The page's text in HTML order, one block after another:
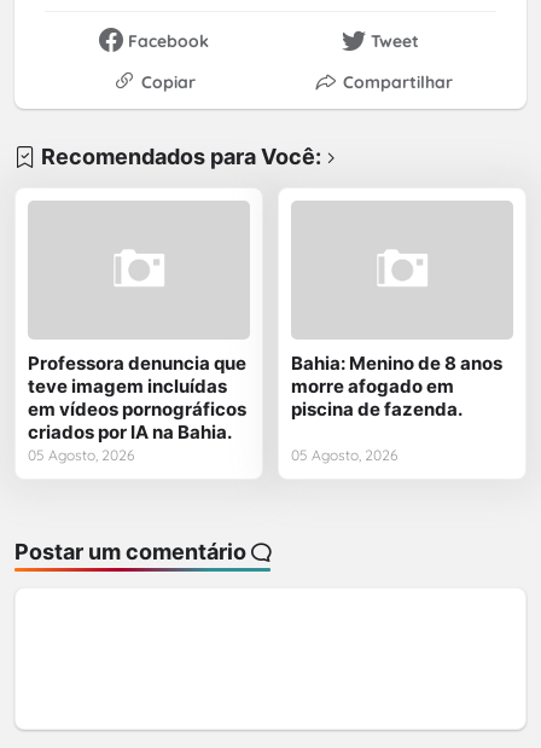
Facebook
Tweet
Copiar
Compartilhar
Recomendados para Você:
Professora denuncia que
teve imagem incluídas
em vídeos pornográficos
criados por IA na Bahia.
05 Agosto, 2026
Bahia: Menino de 8 anos
morre afogado em
piscina de fazenda.
05 Agosto, 2026
Postar um comentário